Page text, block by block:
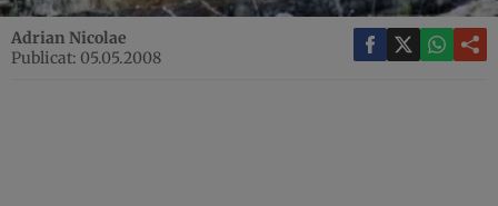
Adrian Nicolae
Publicat: 05.05.2008